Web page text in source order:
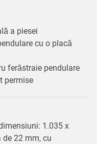
a piesei
cu o placă
ferăstraie pendulare
permise
1.035 x
22 mm, cu